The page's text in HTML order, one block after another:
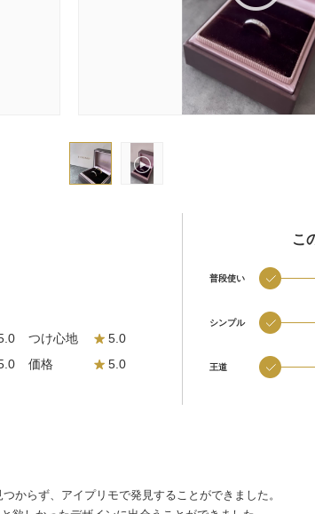
つけ心地
5.0
価格 5.0
こ
普段使い
シンプル
王道
からず、アイプリモで発見することができました。